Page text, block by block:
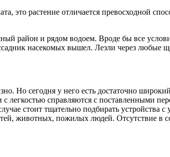
это растение отличается превосходной
район и рядом водоем. Вроде бы все
насекомых вышел. Лезли через
Но сегодня у него есть достаточно
легкостью справляются с поставленными
стоит тщательно подбирать
животных, пожилых людей. Отсутствие в